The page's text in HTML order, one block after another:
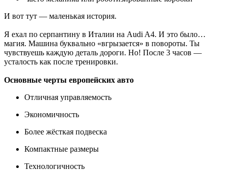
И вот тут — маленькая история.
Я ехал по серпантину в Италии на Audi A4. И это было…
магия. Машина буквально «вгрызается» в повороты. Ты
чувствуешь каждую деталь дороги. Но! После 3 часов —
усталость как после тренировки.
Основные черты европейских авто
Отличная управляемость
Экономичность
Более жёсткая подвеска
Компактные размеры
Технологичность